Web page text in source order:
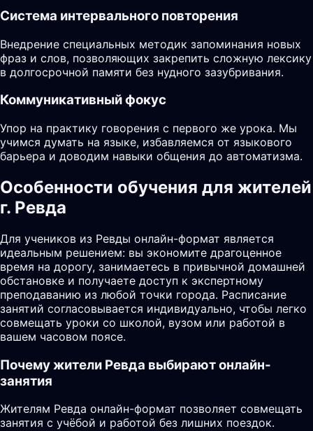
Система интервального повторения
Внедрение специальных методик запоминания новых
фраз и слов, позволяющих закрепить сложную лексику
в долгосрочной памяти без нудного зазубривания.
Коммуникативный фокус
Упор на практику говорения с первого же урока. Мы
учимся думать на языке, избавляемся от языкового
барьера и доводим навыки общения до автоматизма.
Особенности обучения для жителей
г. Ревда
Для учеников из Ревды онлайн-формат является
идеальным решением: вы экономите драгоценное
время на дорогу, занимаетесь в привычной домашней
обстановке и получаете доступ к экспертному
преподаванию из любой точки города. Расписание
занятий согласовывается индивидуально, чтобы легко
совмещать уроки со школой, вузом или работой в
вашем часовом поясе.
Почему жители Ревда выбирают онлайн-
занятия
Жителям Ревда онлайн-формат позволяет совмещать
занятия с учёбой и работой без лишних поездок.